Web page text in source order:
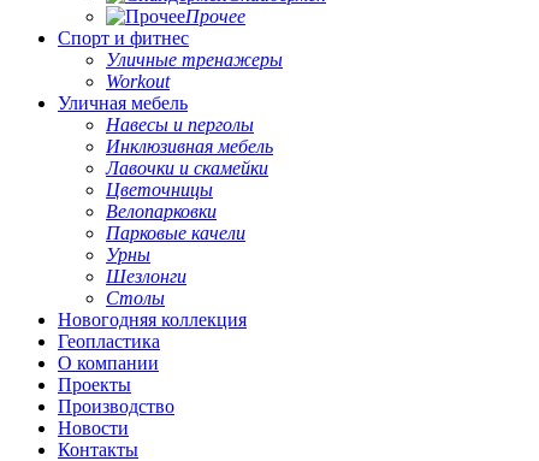
Прочее
Спорт и фитнес
Уличные тренажеры
Workout
Уличная мебель
Навесы и перголы
Инклюзивная мебель
Лавочки и скамейки
Цветочницы
Велопарковки
Парковые качели
Урны
Шезлонги
Столы
Новогодняя коллекция
Геопластика
О компании
Проекты
Производство
Новости
Контакты